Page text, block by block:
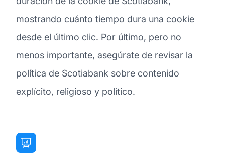
mostrando cuánto tiempo dura una cookie
desde el último clic. Por último, pero no
menos importante, asegúrate de revisar la
política de Scotiabank sobre contenido
explícito, religioso y político.